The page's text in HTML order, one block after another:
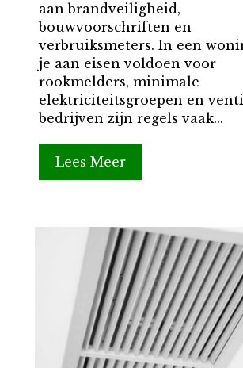
aan brandveiligheid,
bouwvoorschriften en
verbruiksmeters. In een
je aan eisen voldoen voor
rookmelders, minimale
elektriciteitsgroepen en
bedrijven zijn regels vaak...
Lees Meer